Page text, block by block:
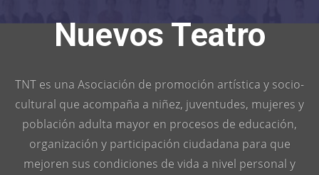
Nuevos Teatro
TNT es una Asociación de promoción artística y socio-
cultural que acompaña a niñez, juventudes, mujeres y
población adulta mayor en procesos de educación,
organización y participación ciudadana para que
mejoren sus condiciones de vida a nivel personal y